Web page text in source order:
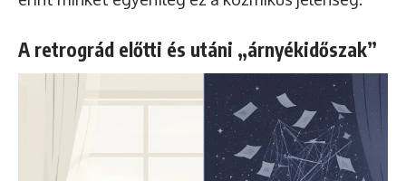
A retrográd előtti és utáni „árnyékidőszak”